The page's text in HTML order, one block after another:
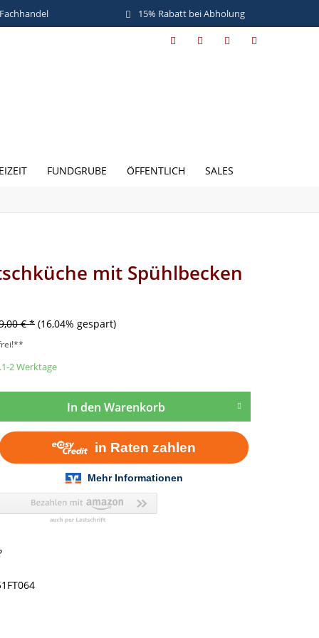
15% Rabatt bei Abholung
FUNDGRUBE ÖFFENTLICH SALES
mit Spühlbecken
€ * (16,04% gespart)
2 Werktage
In den Warenkorb